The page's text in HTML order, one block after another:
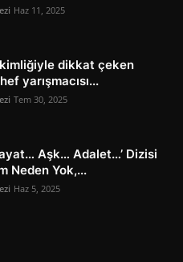
Haz 11, 2025
kimliğiyle dikkat çeken
yarışmacısı...
Tem 30, 2025
Aşk… Adalet…’ Dizisi
Neden Yok,...
Haz 5, 2025